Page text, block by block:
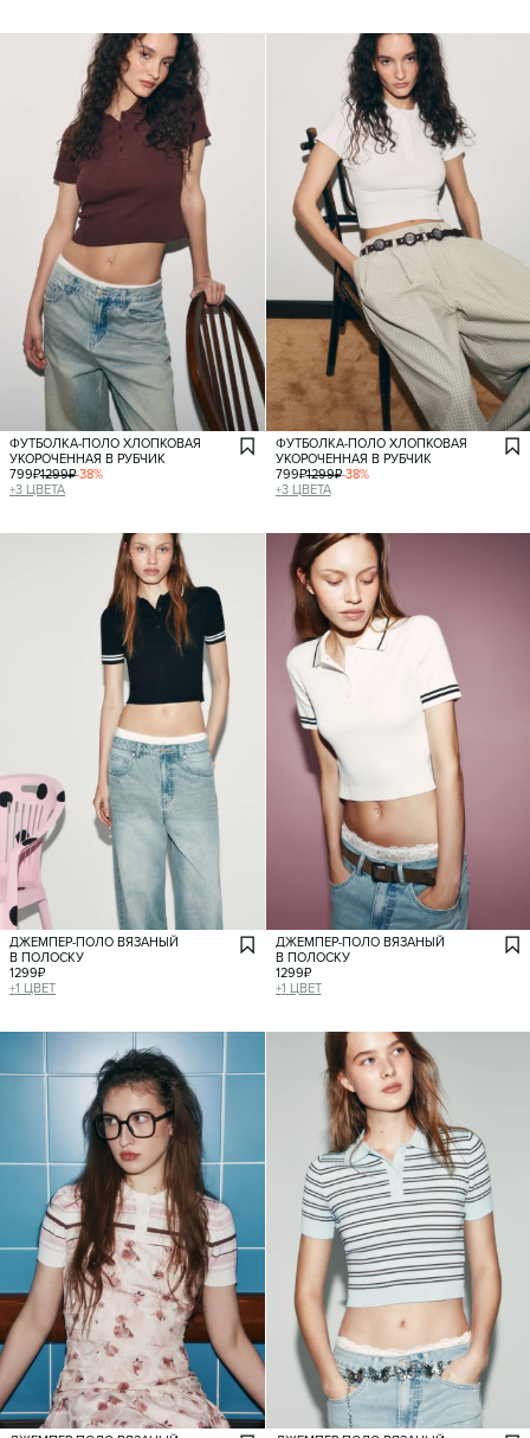
ФУТБОЛКА-ПОЛО ХЛОПКОВАЯ
УКОРОЧЕННАЯ В РУБЧИК
799₽1299₽-38%
+3 ЦВЕТА
ФУТБОЛКА-ПОЛО ХЛОПКОВАЯ
УКОРОЧЕННАЯ В РУБЧИК
799₽1299₽-38%
+3 ЦВЕТА
ДЖЕМПЕР-ПОЛО ВЯЗАНЫЙ
В ПОЛОСКУ
1299₽
+1 ЦВЕТ
ДЖЕМПЕР-ПОЛО ВЯЗАНЫЙ
В ПОЛОСКУ
1299₽
+1 ЦВЕТ